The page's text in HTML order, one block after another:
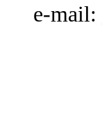
e-mail: